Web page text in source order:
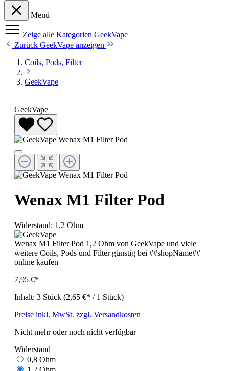
Menü
Zeige alle Kategorien GeekVape
Zurück GeekVape anzeigen
Coils, Pods, Filter
GeekVape
GeekVape
Wenax M1 Filter Pod
Widerstand: 1,2 Ohm
Wenax M1 Filter Pod 1,2 Ohm von GeekVape und viele
weitere Coils, Pods und Filter günstig bei ##shopName##
online kaufen
7,95 €*
Inhalt: 3 Stück (2,65 €* / 1 Stück)
Preise inkl. MwSt. zzgl. Versandkosten
Nicht mehr oder noch nicht verfügbar
Widerstand
0,8 Ohm